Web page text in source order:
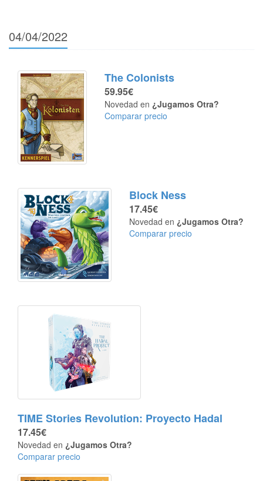
04/04/2022
The Colonists
59.95€
Novedad en ¿Jugamos Otra?
Comparar precio
Block Ness
17.45€
Novedad en ¿Jugamos Otra?
Comparar precio
TIME Stories Revolution: Proyecto Hadal
17.45€
Novedad en ¿Jugamos Otra?
Comparar precio